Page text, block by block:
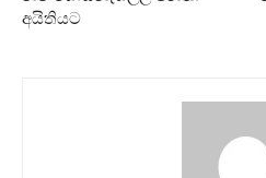
අයිතියට